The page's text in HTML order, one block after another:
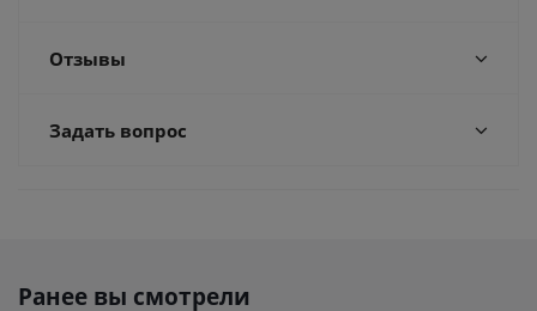
Отзывы
Задать вопрос
Ранее вы смотрели